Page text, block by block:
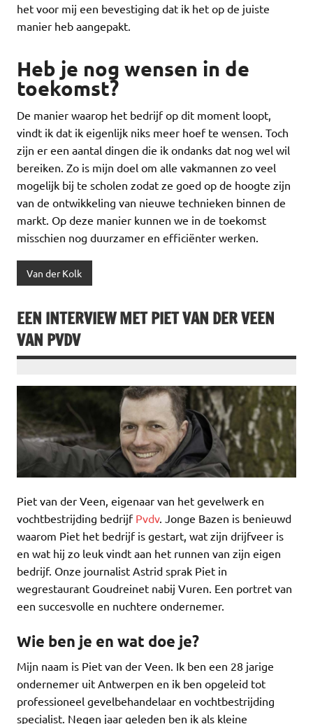
het voor mij een bevestiging dat ik het op de juiste
manier heb aangepakt.
Heb je nog wensen in de
toekomst?
De manier waarop het bedrijf op dit moment loopt,
vindt ik dat ik eigenlijk niks meer hoef te wensen. Toch
zijn er een aantal dingen die ik ondanks dat nog wel wil
bereiken. Zo is mijn doel om alle vakmannen zo veel
mogelijk bij te scholen zodat ze goed op de hoogte zijn
van de ontwikkeling van nieuwe technieken binnen de
markt. Op deze manier kunnen we in de toekomst
misschien nog duurzamer en efficiënter werken.
Van der Kolk
EEN INTERVIEW MET PIET VAN DER VEEN
VAN PVDV
Piet van der Veen, eigenaar van het gevelwerk en
vochtbestrijding bedrijf Pvdv. Jonge Bazen is benieuwd
waarom Piet het bedrijf is gestart, wat zijn drijfveer is
en wat hij zo leuk vindt aan het runnen van zijn eigen
bedrijf. Onze journalist Astrid sprak Piet in
wegrestaurant Goudreinet nabij Vuren. Een portret van
een succesvolle en nuchtere ondernemer.
Wie ben je en wat doe je?
Mijn naam is Piet van der Veen. Ik ben een 28 jarige
ondernemer uit Antwerpen en ik ben opgeleid tot
professioneel gevelbehandelaar en vochtbestrijding
specialist. Negen jaar geleden ben ik als kleine